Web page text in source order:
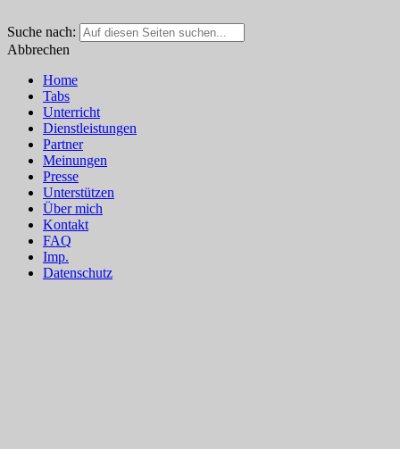
Suche nach:
Abbrechen
Home
Tabs
Unterricht
Dienstleistungen
Partner
Meinungen
Presse
Unterstützen
Über mich
Kontakt
FAQ
Imp.
Datenschutz